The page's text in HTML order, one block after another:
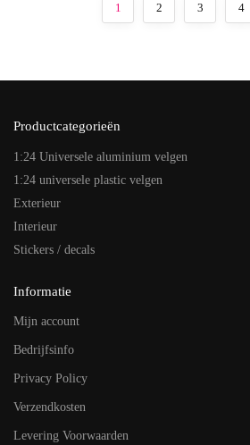
1 2 3 4
Productcategorieën
1:24 Universele aluminium velgen
1:24 universele plastic velgen
Exterieur
Interieur
Stickers / decals
Informatie
Mijn account
Bedrijfsinfo
Privacy Policy
Verzendkosten
Levering Voorwaarden